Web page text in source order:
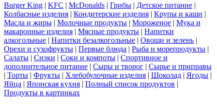
Burger King | KFC | McDonalds | Грибы | Детское питание |
Колбасные изделия | Кондитерские изделия | Крупы и каши |
Масла и жиры | Молочные продукты | Мороженое | Мука и
макаронные изделия | Мясные продукты | Напитки
алкогольные | Напитки безалкогольные | Овощи и зелень |
Орехи и сухофрукты | Первые блюда | Рыба и морепродукты |
Салаты | Снэки | Соки и компоты | Спортивное и
дополнительное питание | Сыры и творог | Сырье и приправы
| Торты | Фрукты | Хлебобулочные изделия | Шоколад | Ягоды |
Яйца | Японская кухня | Полный список продуктов |
Продукты в картинках